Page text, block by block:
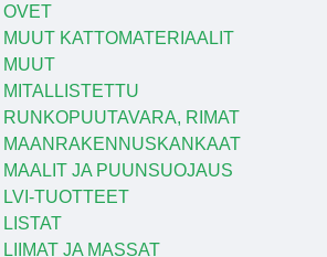
OVET
MUUT KATTOMATERIAALIT
MUUT
MITALLISTETTU
RUNKOPUUTAVARA, RIMAT
MAANRAKENNUSKANKAAT
MAALIT JA PUUNSUOJAUS
LVI-TUOTTEET
LISTAT
LIIMAT JA MASSAT